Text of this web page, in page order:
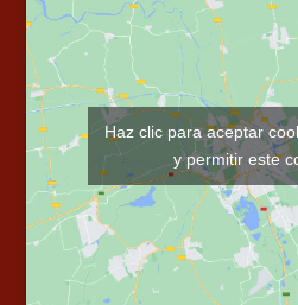
Haz clic para aceptar
y permitir este